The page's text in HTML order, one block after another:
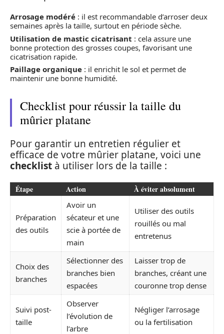
Arrosage modéré : il est recommandable d’arroser deux
semaines après la taille, surtout en période sèche.
Utilisation de mastic cicatrisant : cela assure une
bonne protection des grosses coupes, favorisant une
cicatrisation rapide.
Paillage organique : il enrichit le sol et permet de
maintenir une bonne humidité.
Checklist pour réussir la taille du
mûrier platane
Pour garantir un entretien régulier et
efficace de votre mûrier platane, voici une
checklist à utiliser lors de la taille :
Étape Action À éviter absolument
Préparation
des outils
Avoir un
sécateur et une
scie à portée de
main
Utiliser des outils
rouillés ou mal
entretenus
Choix des
branches
Sélectionner des
branches bien
espacées
Laisser trop de
branches, créant une
couronne trop dense
Suivi post-
taille
Observer
l’évolution de
l’arbre
Négliger l’arrosage
ou la fertilisation